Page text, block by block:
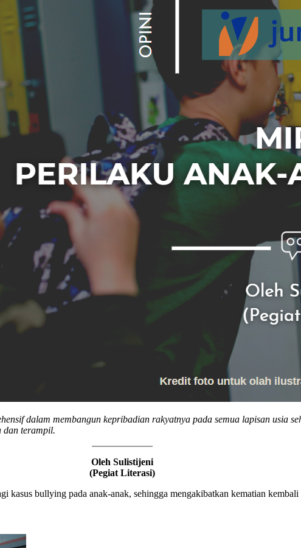
dalam membangun kepribadian rakyatnya pada semua lapisan usia
dan terampil.
Oleh Sulistijeni
(Pegiat Literasi)
kasus bullying pada anak-anak, sehingga mengakibatkan kematian kembali